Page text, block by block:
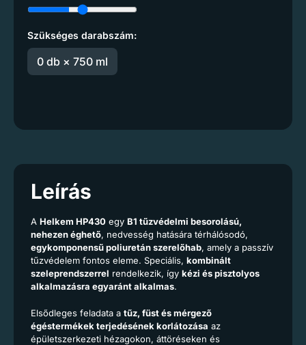
Szükséges darabszám:
0 db × 750 ml
Leírás
A Helkem HP430 egy B1 tűzvédelmi besorolású,
nehezen éghető, nedvesség hatására térhálósodó,
egykomponensű poliuretán szerelőhab, amely a passzív
tűzvédelem fontos eleme. Speciális, kombinált
szeleprendszerrel rendelkezik, így kézi és pisztolyos
alkalmazásra egyaránt alkalmas.
Elsődleges feladata a tűz, füst és mérgező
égéstermékek terjedésének korlátozása az
épületszerkezeti hézagokon, áttöréseken és